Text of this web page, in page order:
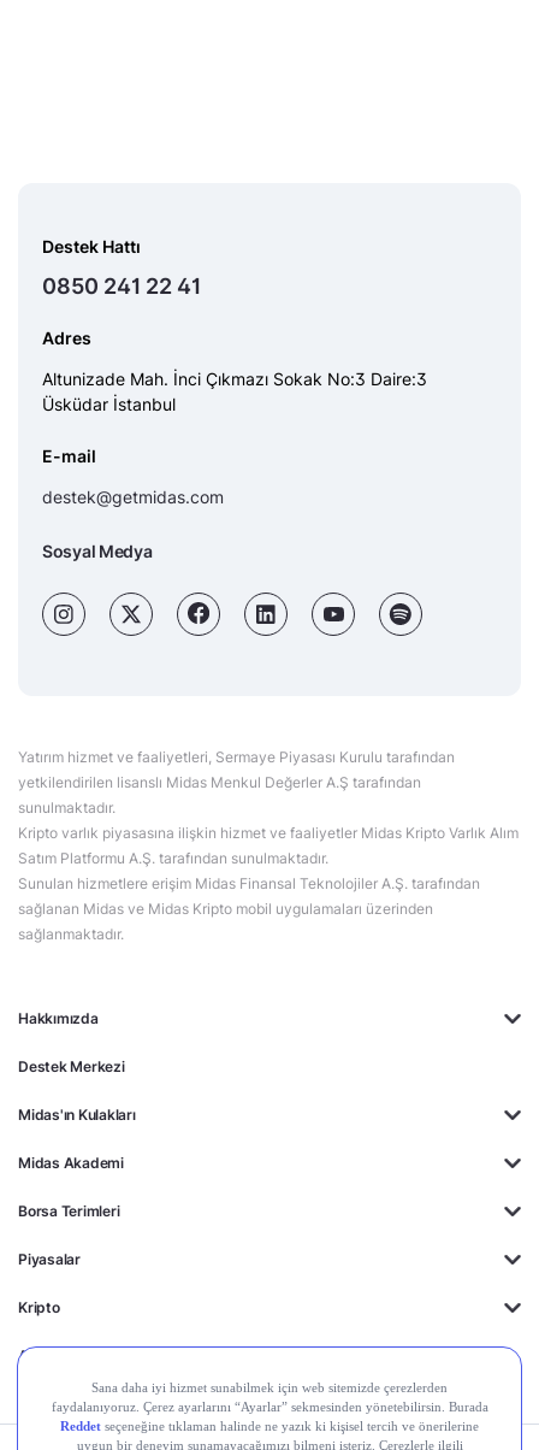
Hakkımızda
Destek Merkezi
Midas'ın Kulakları
Midas Akademi
Borsa Terimleri
Piyasalar
Kripto
Ayrıcalıklar
Destek Hattı
0850 241 22 41
Adres
Altunizade Mah. İnci Çıkmazı Sokak No:3 Daire:3
Üsküdar İstanbul
E-mail
destek@getmidas.com
Sosyal Medya
Yatırım hizmet ve faaliyetleri, Sermaye Piyasası Kurulu tarafından
yetkilendirilen lisanslı Midas Menkul Değerler A.Ş tarafından
sunulmaktadır.
Kripto varlık piyasasına ilişkin hizmet ve faaliyetler Midas Kripto Varlık Alım
Satım Platformu A.Ş. tarafından sunulmaktadır.
Sunulan hizmetlere erişim Midas Finansal Teknolojiler A.Ş. tarafından
sağlanan Midas ve Midas Kripto mobil uygulamaları üzerinden
sağlanmaktadır.